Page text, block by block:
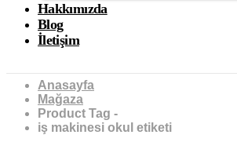
Hakkımızda
Blog
İletişim
Anasayfa
Mağaza
Product Tag -
iş makinesi okul etiketi